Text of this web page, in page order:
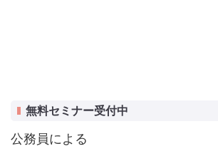
無料セミナー受付中
公務員による